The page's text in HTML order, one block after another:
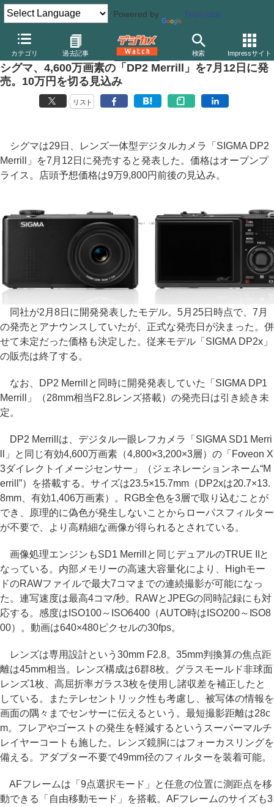
Powered by Translate
カテゴリ 過去記事 検索 Impressサイト
デジカメ Watch カメラ レンズ一体型（コンパクト）カメラ シ
シグマ、4,600万画素の「DP2 Merrill」を7月12日に発
売。10万円を切る見込み
リスト
シグマは29日、レンズ一体型デジタルカメラ「SIGMA DP2
Merrill」を7月12日に発売すると発表した。価格はオープンプ
ライス。店頭予想価格は9万9,800円前後の見込み。
同社が2月8日に開発発表したモデル。5月25日時点で、7月
の発売とアナウンスしていたが、正式な発売日が決まった。併
せて未定だった価格も決定した。従来モデル「SIGMA DP2x」
の販売は終了する。
なお、DP2 Merrillと同時に開発発表していた「SIGMA DP1
Merrill」（28mm相当F2.8レンズ搭載）の発売日は引き続き未
定。
DP2 Merrillは、デジタル一眼レフカメラ「SIGMA SD1 Merri
ll」と同じ有効4,600万画素（4,800×3,200×3層）の「Foveon X
3ダイレクトイメージセンサー」（ジェネレーションネーム“M
errill”）を搭載する。サイズは23.5×15.7mm（DP2xは20.7×13.
8mm、有効1,406万画素）。RGB全色を3層で取り込むことが
でき、原理的に偽色が発生しないことからローパスフィルター
が不要で、より高精細な画像が得られるとされている。
画像処理エンジンもSD1 Merrillと同じデュアルのTRUE IIと
なっている。内部メモリーの高速大容量化により、Highモー
ドのRAWファイルで最大7コマまでの連続撮影が可能になっ
た。連写速度は最高4コマ/秒。RAWとJPEGの同時記録にも対
応する。感度はISO100～ISO6400（AUTO時はISO200～ISO8
00）。動画は640×480ピクセルの30fps。
レンズは専用設計という30mm F2.8。35mm判換算の焦点距
離は45mm相当。レンズ構成は6群8枚。グラスモールド非球面
レンズ1枚、高屈折率ガラス3枚を使用し諸収差を補正したと
している。またテレセントリック性も考慮し、被写体の情報を
画面の隅々までセンサーに伝えるという。最短撮影距離は28c
m。フレアやゴーストの発生を軽減するというスーパーマルチ
レイヤーコートも施した。レンズ鏡胴にはフォーカスリングを
備える。アダプター不要で49mm径のフィルターを装着可能。
AFフレームは「9点選択モード」と任意の位置に測距点を移
動できる「自由移動モード」を搭載。AFフレームのサイズも3